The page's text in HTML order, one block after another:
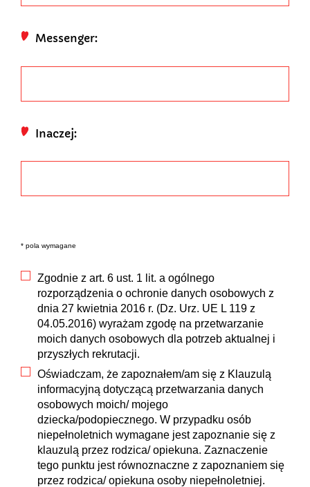
Messenger:
Inaczej:
* pola wymagane
Zgodnie z art. 6 ust. 1 lit. a ogólnego
rozporządzenia o ochronie danych osobowych z
dnia 27 kwietnia 2016 r. (Dz. Urz. UE L 119 z
04.05.2016) wyrażam zgodę na przetwarzanie
moich danych osobowych dla potrzeb aktualnej i
przyszłych rekrutacji.
Oświadczam, że zapoznałem/am się z Klauzulą
informacyjną dotyczącą przetwarzania danych
osobowych moich/ mojego
dziecka/podopiecznego. W przypadku osób
niepełnoletnich wymagane jest zapoznanie się z
klauzulą przez rodzica/ opiekuna. Zaznaczenie
tego punktu jest równoznaczne z zapoznaniem się
przez rodzica/ opiekuna osoby niepełnoletniej.